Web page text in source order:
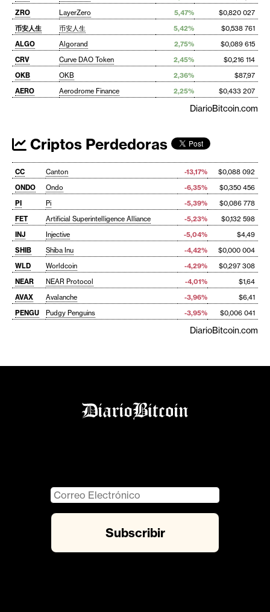
ZRO
LayerZero 5,47%
$0,820 027
币安人生
币安人生 5,42%
$0,538 761
ALGO
Algorand 2,75%
$0,089 615
CRV
Curve DAO Token 2,45%
$0,216 114
OKB
OKB 2,36%
$87,97
AERO
Aerodrome Finance 2,25% $0,433 207
DiarioBitcoin.com
Criptos Perdedoras
CC Canton -13,17%
$0,088 092
ONDO
Ondo -6,35%
$0,350 456
PI
Pi -5,39%
$0,086 778
FET
Artificial Superintelligence Alliance -5,23%
$0,132 598
INJ
Injective -5,04%
$4,49
SHIB
Shiba Inu -4,42%
$0,000 004
WLD
Worldcoin -4,29%
$0,297 308
NEAR
NEAR Protocol -4,01%
$1,64
AVAX
Avalanche -3,96%
$6,41
PENGU
Pudgy Penguins -3,95% $0,006 041
DiarioBitcoin.com